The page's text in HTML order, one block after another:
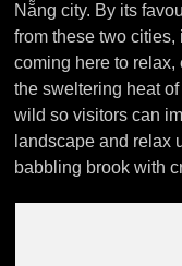
Nẵng city. By its
from these two
coming here to
the sweltering heat
wild so visitors can
landscape and relax
babbling brook with